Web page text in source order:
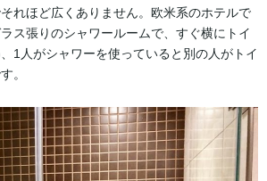
れほど広くありません。欧米系のホテルで
ス張りのシャワールームで、すぐ横にトイ
1人がシャワーを使っていると別の人がトイ
。